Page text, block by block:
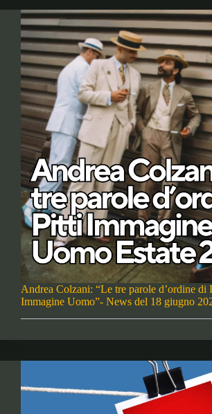
Andrea Colzani: “Le tre parole d’ordine di
Immagine Uomo”- News del 18 giugno